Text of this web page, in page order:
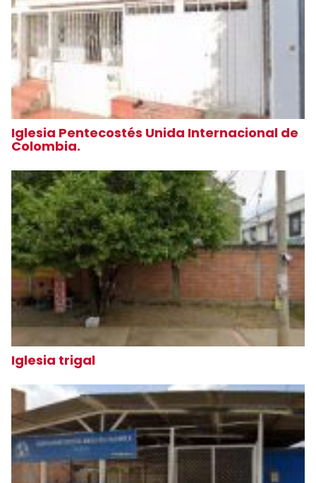
Iglesia Pentecostés Unida Internacional de
Colombia.
Iglesia trigal